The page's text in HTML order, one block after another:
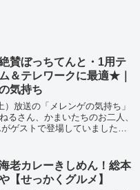
賛ぼっちてんと・1用テ
＆テレワークに最適★｜
気持ち
）放送の「メレンゲの気持ち」
るさん、かまいたちのお二人、
ゲストで登場していました！
老カレーきしめん！総本
【せっかくグルメ】